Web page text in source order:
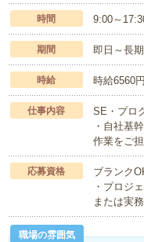
時間 9:00～
期間 即日～長
時給 時給6560
仕事内容
SE・プロ
・自社基
作業をご
応募資格
ブランク
・プロジ
または実
職場の雰囲気